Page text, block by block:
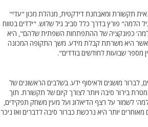
תקשורת ומאבחנת דידקטית, מנהלת מכון "עדי"
פורץ בדרך כלל סביב גיל שלוש. "ילדים בטווח
'למה' כפונקציה של ההתפתחות השפתית שלהם", היא
היא משרתת קבלת מידע. משך התקופה המכונה
מספר שבועות לחודשים בודדים".
מושגים ולאיסוף ידע. בשלבים הראשונים של
בירור סיבה ויותר לצורך קיום של תקשורת. תוך
לשמור על רצף הדיאלוג ועל מעין משחק תפקידים,
יותר היא נרכשת כברור סיבה לדברים ואז ניכר